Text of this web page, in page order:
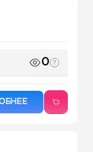
0